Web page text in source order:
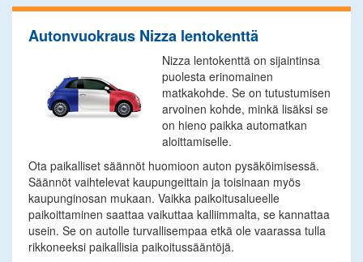
Autonvuokraus Nizza lentokenttä
Nizza lentokenttä on sijaintinsa
puolesta erinomainen
matkakohde. Se on tutustumisen
arvoinen kohde, minkä lisäksi se
on hieno paikka automatkan
aloittamiselle.
Ota paikalliset säännöt huomioon auton pysäköimisessä.
Säännöt vaihtelevat kaupungeittain ja toisinaan myös
kaupunginosan mukaan. Vaikka paikoitusalueelle
paikoittaminen saattaa vaikuttaa kalliimmalta, se kannattaa
usein. Se on autolle turvallisempaa etkä ole vaarassa tulla
rikkoneeksi paikallisia paikoitussääntöjä.